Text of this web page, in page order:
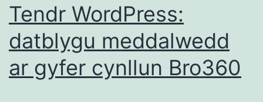
Tendr WordPress:
datblygu meddalwedd
ar gyfer cynllun Bro360